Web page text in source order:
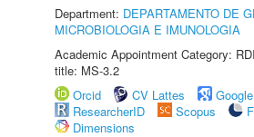
Department: DEPARTAMENTO DE
MICROBIOLOGIA E IMUNOLOGIA
Academic Appointment Category:
title: MS-3.2
Orcid
CV Lattes
ResearcherID
Scopus
Dimensions